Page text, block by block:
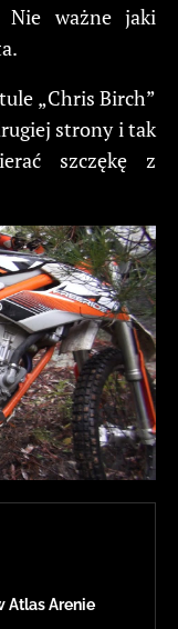
ważne jaki
„Chris Birch”
strony i tak
szczękę z
Atlas Arenie